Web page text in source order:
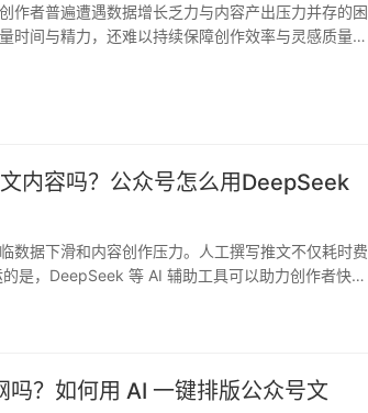
作者普遍遭遇数据增长乏力与内容产出压力并存的困
时间与精力，还难以持续保障创作效率与灵感质量。
内容吗？公众号怎么用DeepSeek
数据下滑和内容创作压力。人工撰写推文不仅耗时费
是，DeepSeek 等 AI 辅助工具可以助力创作者快速
吗？如何用 AI 一键排版公众号文